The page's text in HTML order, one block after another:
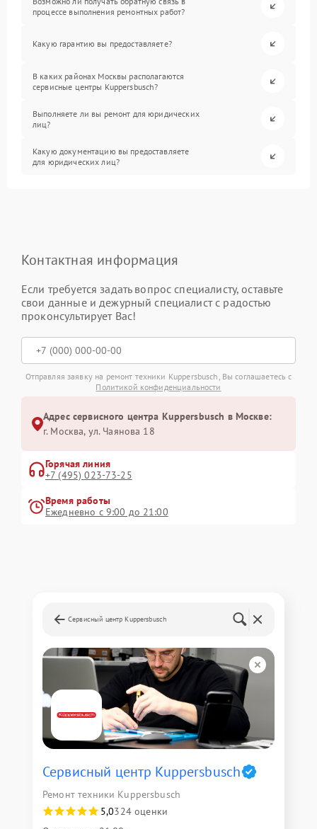
процессе выполнения ремонтных работ?
Какую гарантию вы предоставляете?
В каких районах Москвы располагаются
сервисные центры Kuppersbusch?
Выполняете ли вы ремонт для юридических
лиц?
Какую документацию вы предоставляете
для юридических лиц?
Контактная информация
Если требуется задать вопрос специалисту, оставьте
свои данные и дежурный специалист с радостью
проконсультирует Вас!
Отправляя заявку на ремонт техники Kuppersbusch, Вы соглашаетесь с
Политикой конфиденциальности
Адрес сервисного центра Kuppersbusch в Москве:
г. Москва, ул. Чаянова 18
Горячая линия
+7 (495) 023-73-25
Время работы
Ежедневно с 9:00 до 21:00
Сервисный центр Kuppersbusch
Сервисный центр Kuppersbusch
Ремонт техники Kuppersbusch
5,0324 оценки